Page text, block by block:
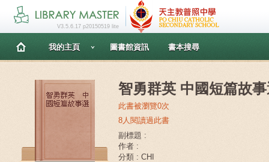
V3.5.6.17 p20150519 lite
我的主頁 圖書館資訊 書本搜尋
智勇群英 中國短篇故
此書被瀏覽0次
8人閱讀過此書
副標題 :
作者 :
分類 : CHI